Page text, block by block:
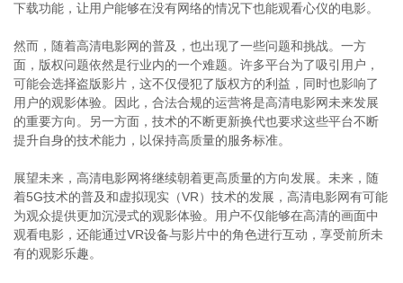
下载功能，让用户能够在没有网络的情况下也能观看心仪的电影。
然而，随着高清电影网的普及，也出现了一些问题和挑战。一方
面，版权问题依然是行业内的一个难题。许多平台为了吸引用户，
可能会选择盗版影片，这不仅侵犯了版权方的利益，同时也影响了
用户的观影体验。因此，合法合规的运营将是高清电影网未来发展
的重要方向。另一方面，技术的不断更新换代也要求这些平台不断
提升自身的技术能力，以保持高质量的服务标准。
展望未来，高清电影网将继续朝着更高质量的方向发展。未来，随
着5G技术的普及和虚拟现实（VR）技术的发展，高清电影网有可能
为观众提供更加沉浸式的观影体验。用户不仅能够在高清的画面中
观看电影，还能通过VR设备与影片中的角色进行互动，享受前所未
有的观影乐趣。